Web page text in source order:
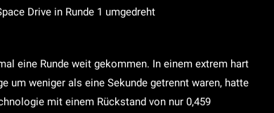
Drive in Runde 1 umgedreht
eine Runde weit gekommen. In einem extrem hart
um weniger als eine Sekunde getrennt waren, hatte
mit einem Rückstand von nur 0,459